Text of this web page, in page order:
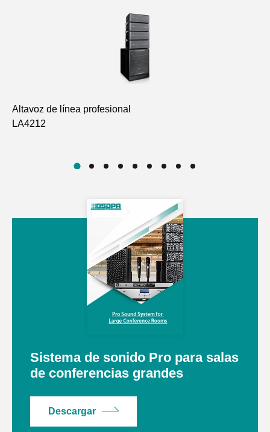
Altavoz de línea profesional
LA4212
Sistema de sonido Pro para salas
de conferencias grandes
Descargar